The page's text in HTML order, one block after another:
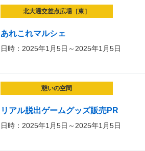
北大通交差点広場［東］
あれこれマルシェ
日時：2025年1月5日～2025年1月5日
憩いの空間
リアル脱出ゲームグッズ販売PR
日時：2025年1月5日～2025年1月5日